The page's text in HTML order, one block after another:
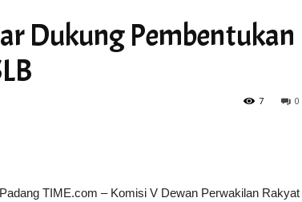
Time
Dukung Pembentukan
0
7
Padang TIME.com – Komisi V Dewan Perwakilan Rakyat